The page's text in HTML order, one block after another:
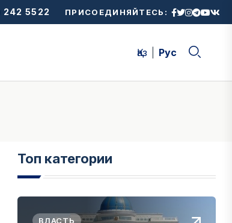
242 5522 ПРИСОЕДИНЯЙТЕСЬ:
Қаз Рус
Топ категории
ВЛАСТЬ